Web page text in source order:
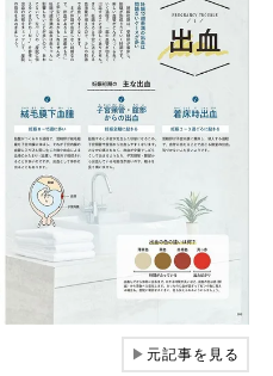
▶元記事を見る